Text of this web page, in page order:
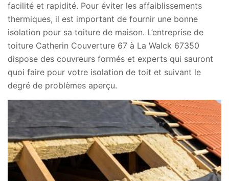
facilité et rapidité. Pour éviter les affaiblissements
thermiques, il est important de fournir une bonne
isolation pour sa toiture de maison. L’entreprise de
toiture Catherin Couverture 67 à La Walck 67350
dispose des couvreurs formés et experts qui sauront
quoi faire pour votre isolation de toit et suivant le
degré de problèmes aperçu.